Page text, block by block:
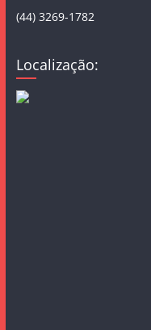
(44) 3269-1782
Localização: